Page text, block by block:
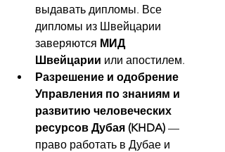
выдавать дипломы. Все
дипломы из Швейцарии
заверяются МИД
Швейцарии или апостилем.
Разрешение и одобрение
Управления по знаниям и
развитию человеческих
ресурсов Дубая (KHDA) —
право работать в Дубае и